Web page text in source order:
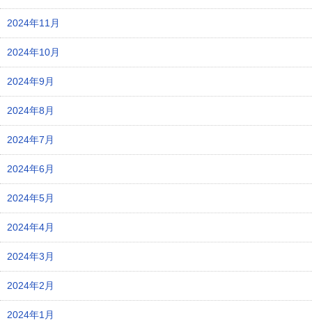
2024年11月
2024年10月
2024年9月
2024年8月
2024年7月
2024年6月
2024年5月
2024年4月
2024年3月
2024年2月
2024年1月